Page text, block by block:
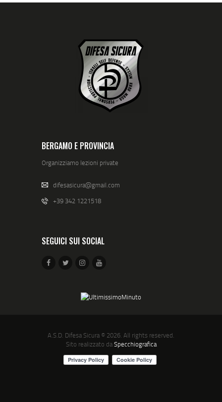
BERGAMO E PROVINCIA
Organizziamo lezioni private
difesasicura@gmail.com
+39 342 1221518
SEGUICI SUI SOCIAL
A.S.D. Difesa Sicura © 2026. All rights reserved.
Sito realizzato daSpecchiografica